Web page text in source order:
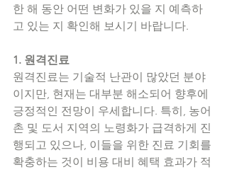
한 해 동안 어떤 변화가 있을 지 예측하
고 있는 지 확인해 보시기 바랍니다.
1. 원격진료
원격진료는 기술적 난관이 많았던 분야
이지만, 현재는 대부분 해소되어 향후에
긍정적인 전망이 우세합니다. 특히, 농어
촌 및 도서 지역의 노령화가 급격하게 진
행되고 있으나, 이들을 위한 진료 기회를
확충하는 것이 비용 대비 혜택 효과가 적